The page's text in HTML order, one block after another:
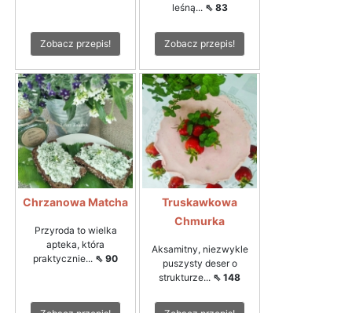
Zobacz przepis!
leśną... ⇖ 83
Zobacz przepis!
Chrzanowa Matcha
Przyroda to wielka
apteka, która
praktycznie... ⇖ 90
Truskawkowa
Chmurka
Aksamitny, niezwykle
puszysty deser o
strukturze... ⇖ 148